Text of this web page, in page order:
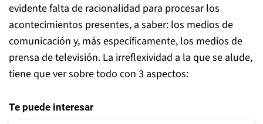
evidente falta de racionalidad para procesar los
acontecimientos presentes, a saber: los medios de
comunicación y, más específicamente, los medios de
prensa de televisión. La irreflexividad a la que se alude,
tiene que ver sobre todo con 3 aspectos:
Te puede interesar